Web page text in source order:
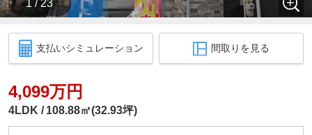
1 / 23
支払いシミュレーション 間取りを見る
4,099万円
4LDK 108.88㎡(32.93坪)